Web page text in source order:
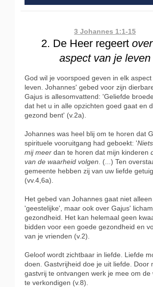
3 Johannes 1:1-15
2. De Heer regeert
aspect van je leven
God wil je voorspoed geven in elk aspect
leven. Johannes' gebed voor zijn
Gajus is allesomvattend: 'Geliefde
dat het u in alle opzichten goed gaat en
gezond bent' (v.2a).
Johannes was heel blij om te horen dat
spirituele vooruitgang had geboekt: '
mij meer dan te horen dat mijn kinderen
van de waarheid volgen . (...) Ten
gemeente hebben zij van uw liefde
(vv.4,6a).
Het gebed van Johannes gaat niet
'geestelijke', maar ook over Gajus'
gezondheid. Het kan helemaal geen
bidden voor een goede gezondheid en
van je vrienden (v.2).
Geloof wordt zichtbaar in liefde. Liefde
doen. Gastvrijheid doe je uit liefde. Door
gastvrij te ontvangen werk je mee om de
te verkondigen (v.8).